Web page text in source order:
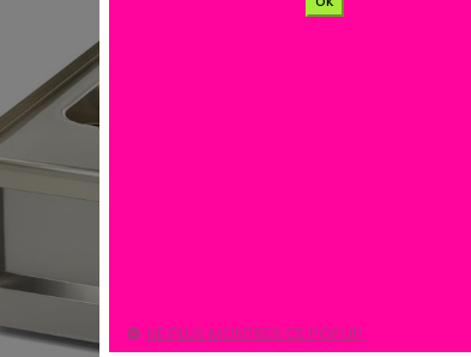
NE PLUS MONTRER CE POPUP.